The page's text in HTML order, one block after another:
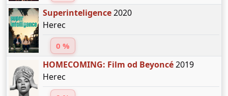
Superinteligence2020
Herec
0 %
HOMECOMING: Film od Beyoncé2019
Herec